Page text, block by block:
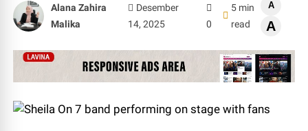
Alana Zahira
Malika
Desember
14, 2025
0
5 min
read
A
A